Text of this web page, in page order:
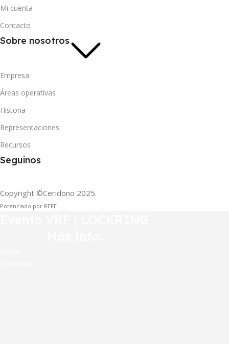
Mi cuenta
Contacto
Sobre nosotros
Empresa
Áreas operativas
Historia
Representaciones
Recursos
Seguinos
Copyright ©Ceridono 2025.
Potenciado por REFE